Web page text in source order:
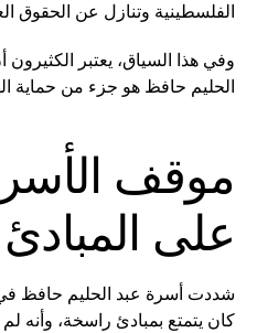
الفلسطينية وتنازل عن الحقوق
وفي هذا السياق، يعتبر
الحليم حافظ هو جزء من حماية
موقف
على المبادئ
شددت أسرة عبد الحليم حافظ في
كان يتمتع بمبادئ راسخة، وأنه